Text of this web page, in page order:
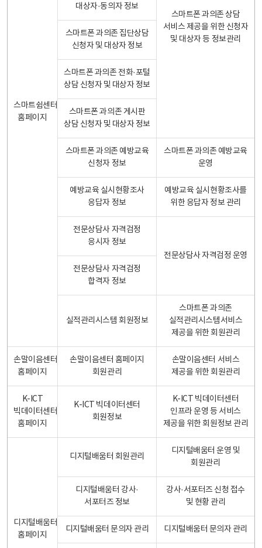
스마트쉼센터
홈페이지
스마트폰 과의존 상담
서비스 제공을 위한 신청자
및 대상자 등 정보관리
대상자·동의자 정보
스마트폰 과의존 집단상담
신청자 및 대상자 정보
스마트폰 과의존 전화·포털
상담 신청자 및 대상자 정보
스마트폰 과의존 게시판
상담 신청자 및 대상자 정보
스마트폰 과의존 예방교육
신청자 정보
스마트폰 과의존 예방교육
운영
예방교육 실시현황조사
응답자 정보
예방교육 실시현황조사를
위한 응답자 정보 관리
전문상담사 자격검정
응시자 정보
전문상담사 자격검정 운영
전문상담사 자격검정
합격자 정보
실적관리시스템 회원정보
스마트폰 과의존
실적관리시스템서비스
제공을 위한 회원관리
손말이음센터
홈페이지
손말이음센터 홈페이지
회원관리
손말이음센터 서비스
제공을 위한 회원관리
K-ICT
빅데이터센터
홈페이지
K-ICT 빅데이터센터
회원정보
K-ICT 빅데이터센터
인프라 운영 등 서비스
제공을 위한 회원정보 관리
디지털배움터
홈페이지
디지털배움터 회원관리
디지털배움터 운영 및
회원관리
디지털배움터 강사·
서포터즈 정보
강사·서포터즈 신청 접수
및 현황 관리
디지털배움터 문의자 관리 디지털배움터 문의자 관리